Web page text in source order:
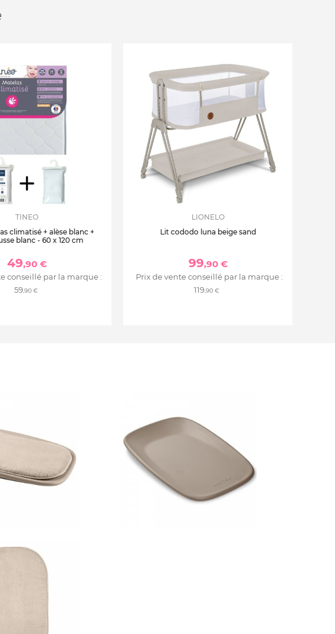
TINEO
climatisé + alèse blanc +
blanc - 60 x 120 cm
49,90 €
conseillé par la marque :
59,90 €
LIONELO
Lit cododo luna beige sand
99,90 €
Prix de vente conseillé par la marque :
119,90 €